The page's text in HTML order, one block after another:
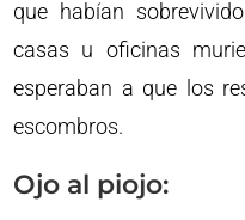
que habían
casas u oficinas
esperaban a que los
escombros.
Ojo al piojo: